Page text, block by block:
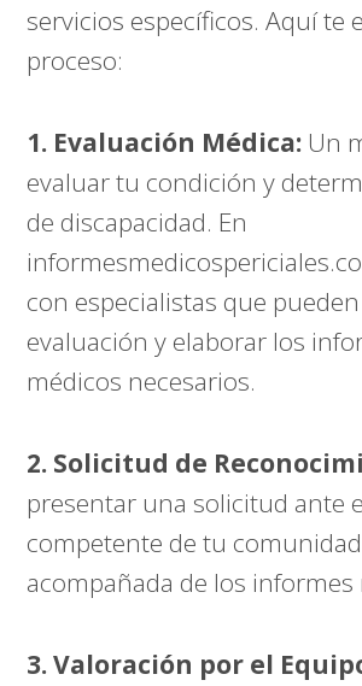
servicios específicos. Aquí te
proceso:
1. Evaluación Médica: Un
evaluar tu condición y
de discapacidad. En
con especialistas que
evaluación y elaborar los
médicos necesarios.
2. Solicitud de
presentar una solicitud ante
competente de tu
acompañada de los informes
3. Valoración por el